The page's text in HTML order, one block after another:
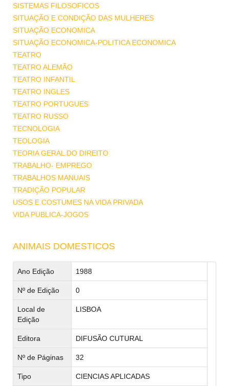
SISTEMAS FILOSOFICOS
SITUAÇÃO E CONDIÇÃO DAS MULHERES
SITUAÇÃO ECONOMICA
SITUAÇÃO ECONOMICA-POLITICA ECONOMICA
TEATRO
TEATRO ALEMÃO
TEATRO INFANTIL
TEATRO INGLES
TEATRO PORTUGUES
TEATRO RUSSO
TECNOLOGIA
TEOLOGIA
TEORIA GERAL DO DIREITO
TRABALHO- EMPREGO
TRABALHOS MANUAIS
TRADIÇÃO POPULAR
USOS E COSTUMES NA VIDA PRIVADA
VIDA PUBLICA-JOGOS
ANIMAIS DOMESTICOS
Ano Edição 1988
Nº de Edição 0
Local de
Edição
LISBOA
Editora DIFUSÃO CUTURAL
Nº de Páginas 32
Tipo CIENCIAS APLICADAS